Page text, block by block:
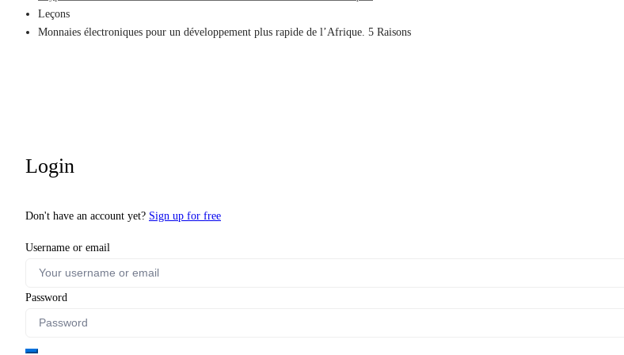
Leçons
Monnaies électroniques pour un développement plus rapide de l’Afrique. 5 Raisons
Login
Don't have an account yet? Sign up for free
Username or email
Password